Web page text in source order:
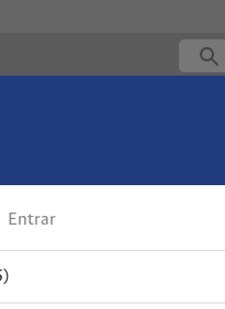
Entrar